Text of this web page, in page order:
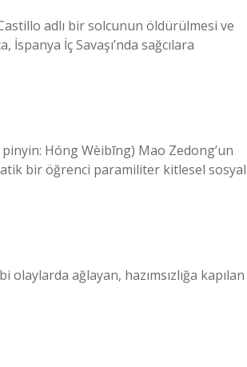
adlı bir solcunun öldürülmesi ve
İç Savaşı’nda sağcılara
pinyin: Hóng Wèibīng) Mao Zedong’un
bir öğrenci paramiliter kitlesel sosyal
ağlayan, hazımsızlığa kapılan